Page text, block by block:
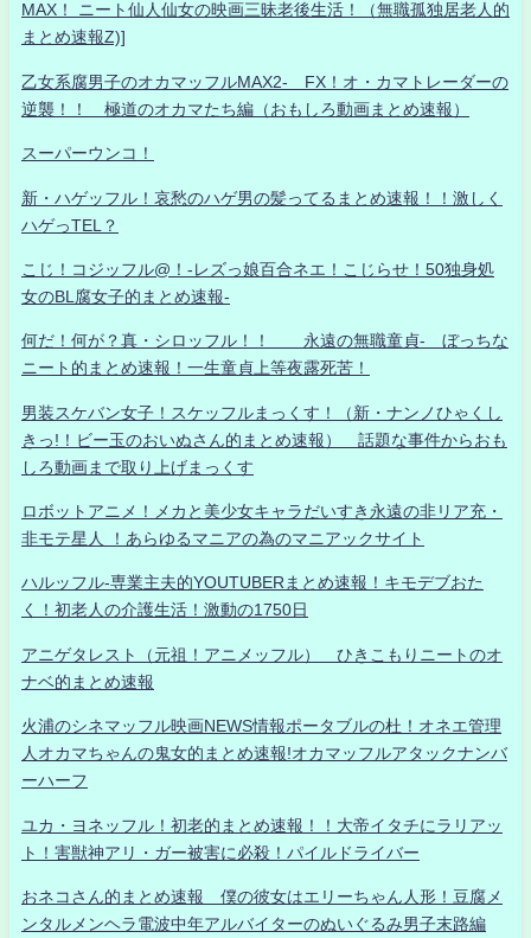
MAX！ ニート仙人仙女の映画三昧老後生活！（無職孤独居老人的
まとめ速報Z)]
乙女系腐男子のオカマッフルMAX2- FX！オ・カマトレーダーの
逆襲！！ 極道のオカマたち編（おもしろ動画まとめ速報）
スーパーウンコ！
新・ハゲッフル！哀愁のハゲ男の髪ってるまとめ速報！！激しく
ハゲっTEL？
こじ！コジッフル@！-レズっ娘百合ネエ！こじらせ！50独身処
女のBL腐女子的まとめ速報-
何だ！何が？真・シロッフル！！ 永遠の無職童貞- ぼっちな
ニート的まとめ速報！一生童貞上等夜露死苦！
男装スケバン女子！スケッフルまっくす！（新・ナンノひゃくし
きっ!！ビー玉のおいぬさん的まとめ速報） 話題な事件からおも
しろ動画まで取り上げまっくす
ロボットアニメ！メカと美少女キャラだいすき永遠の非リア充・
非モテ星人 ！あらゆるマニアの為のマニアックサイト
ハルッフル-専業主夫的YOUTUBERまとめ速報！キモデブおた
く！初老人の介護生活！激動の1750日
アニゲタレスト（元祖！アニメッフル） ひきこもりニートのオ
ナベ的まとめ速報
火浦のシネマッフル映画NEWS情報ポータブルの杜！オネエ管理
人オカマちゃんの鬼女的まとめ速報!オカマッフルアタックナンバ
ーハーフ
ユカ・ヨネッフル！初老的まとめ速報！！大帝イタチにラリアッ
ト！害獣神アリ・ガー被害に必殺！パイルドライバー
おネコさん的まとめ速報 僕の彼女はエリーちゃん人形！豆腐メ
ンタルメンヘラ電波中年アルバイターのぬいぐるみ男子末路編